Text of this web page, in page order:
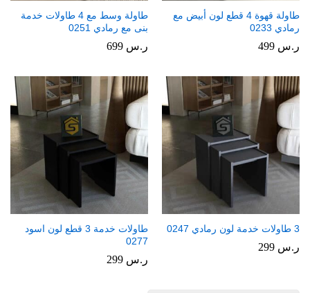
طاولة قهوة 4 قطع لون أبيض مع
رمادي 0233
ر.س
طاولة وسط مع 4 طاولات خدمة
بنى مع رمادي 0251
ر.س
3 طاولات خدمة لون رمادي 0247
ر.س
طاولات خدمة 3 قطع لون اسود
0277
ر.س